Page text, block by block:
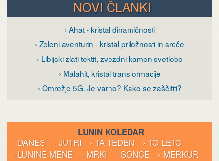
NOVI ČLANKI
› Ahat - kristal dinamičnosti
› Zeleni aventurin - kristal priložnosti in sreče
› Libijski zlati tektit, zvezdni kamen svetlobe
› Malahit, kristal transformacije
› Omrežje 5G. Je varno? Kako se zaščititi?
LUNIN KOLEDAR
› DANES
› JUTRI › TA TEDEN
› TO LETO
› LUNINE MENE
› MRKI › SONCE › MERKUR